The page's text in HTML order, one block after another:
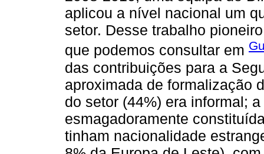
aplicou a nível nacional um
setor. Desse trabalho
que podemos consultar em
das contribuições para a
aproximada de formalização
do setor (44%) era informal;
esmagadoramente
tinham nacionalidade